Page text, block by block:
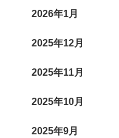
2026年1月
2025年12月
2025年11月
2025年10月
2025年9月